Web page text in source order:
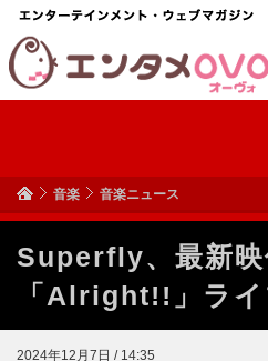
音楽 音楽ニュース
Superfly、最新映
「Alright!!」ライ
2024年12月7日 / 14:35